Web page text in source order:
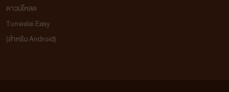
ดาวน์โหลด
Tunwalai Easy
(สำหรับ Android)